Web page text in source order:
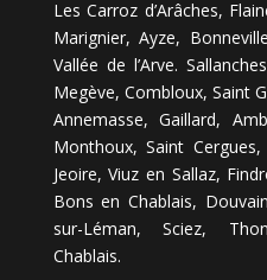
Les Carroz d’Arâches,
Marignier, Ayze,
Vallée de l’Arve.
Megève, Combloux, Saint
Annemasse, Gaillard,
Monthoux, Saint
Jeoire, Viuz en Sallaz,
Bons en Chablais,
sur-Léman, Sciez,
Chablais.